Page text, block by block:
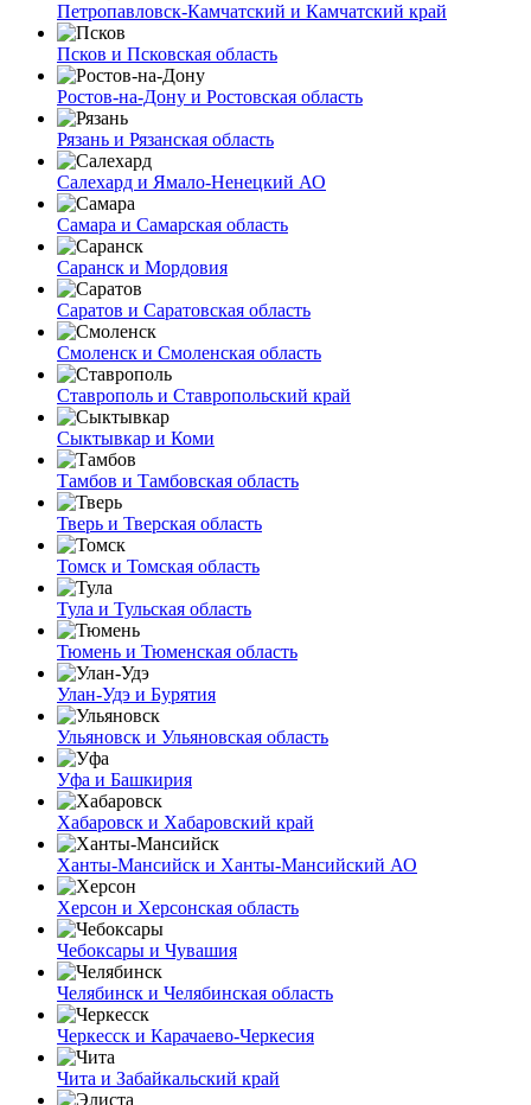
Петропавловск-Камчатский и Камчатский край
Псков и Псковская область
Ростов-на-Дону и Ростовская область
Рязань и Рязанская область
Салехард и Ямало-Ненецкий АО
Самара и Самарская область
Саранск и Мордовия
Саратов и Саратовская область
Смоленск и Смоленская область
Ставрополь и Ставропольский край
Сыктывкар и Коми
Тамбов и Тамбовская область
Тверь и Тверская область
Томск и Томская область
Тула и Тульская область
Тюмень и Тюменская область
Улан-Удэ и Бурятия
Ульяновск и Ульяновская область
Уфа и Башкирия
Хабаровск и Хабаровский край
Ханты-Мансийск и Ханты-Мансийский АО
Херсон и Херсонская область
Чебоксары и Чувашия
Челябинск и Челябинская область
Черкесск и Карачаево-Черкесия
Чита и Забайкальский край